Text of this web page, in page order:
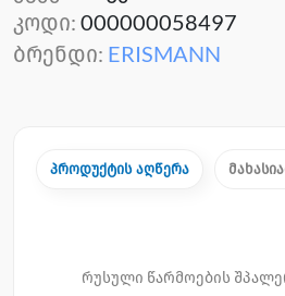
კოდი: 000000058497
ბრენდი: ERISMANN
პროდუქტის აღწერა
რუსული წარმოების